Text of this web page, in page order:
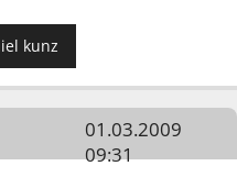
kunz
01.03.2009
09:31